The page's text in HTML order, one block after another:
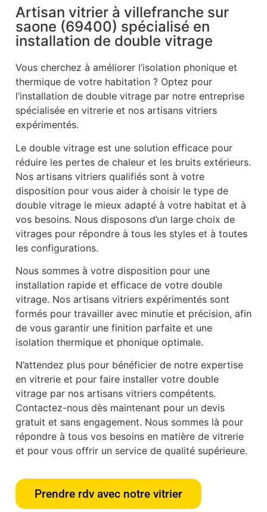
Artisan vitrier à villefranche sur
saone (69400) spécialisé en
installation de double vitrage
Vous cherchez à améliorer l’isolation phonique et
thermique de votre habitation ? Optez pour
l’installation de double vitrage par notre entreprise
spécialisée en vitrerie et nos artisans vitriers
expérimentés.
Le double vitrage est une solution efficace pour
réduire les pertes de chaleur et les bruits extérieurs.
Nos artisans vitriers qualifiés sont à votre
disposition pour vous aider à choisir le type de
double vitrage le mieux adapté à votre habitat et à
vos besoins. Nous disposons d’un large choix de
vitrages pour répondre à tous les styles et à toutes
les configurations.
Nous sommes à votre disposition pour une
installation rapide et efficace de votre double
vitrage. Nos artisans vitriers expérimentés sont
formés pour travailler avec minutie et précision, afin
de vous garantir une finition parfaite et une
isolation thermique et phonique optimale.
N’attendez plus pour bénéficier de notre expertise
en vitrerie et pour faire installer votre double
vitrage par nos artisans vitriers compétents.
Contactez-nous dès maintenant pour un devis
gratuit et sans engagement. Nous sommes là pour
répondre à tous vos besoins en matière de vitrerie
et pour vous offrir un service de qualité supérieure.
Prendre rdv avec notre vitrier